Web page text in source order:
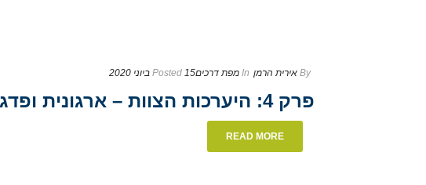
By אירית הרמן In מפת דרכים Posted 15 ביוני 2020
פרק 4: היערכות הצוות – ארגונית ופדגוגית
READ MORE